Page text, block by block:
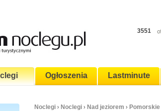
3551
Ogłoszenia Lastminute
Noclegi › Noclegi › Nad jeziorem › Pomorskie